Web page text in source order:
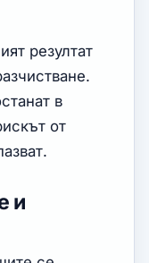
резултат
в
от
и